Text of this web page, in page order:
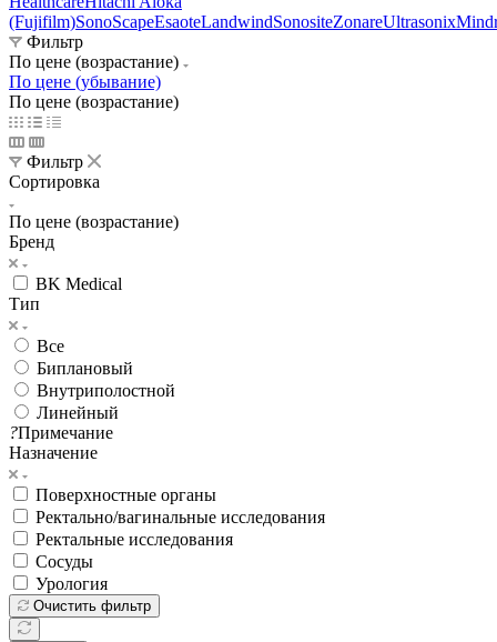
(Fujifilm)SonoScapeEsaoteLandwindSonositeZonareUltrasonix
Фильтр
По цене (возрастание)
По цене (убывание)
По цене (возрастание)
Фильтр
Сортировка
По цене (возрастание)
Бренд
BK Medical
Тип
Все
Биплановый
Внутриполостной
Линейный
?Примечание
Назначение
Поверхностные органы
Ректально/вагинальные исследования
Ректальные исследования
Сосуды
Урология
Очистить фильтр